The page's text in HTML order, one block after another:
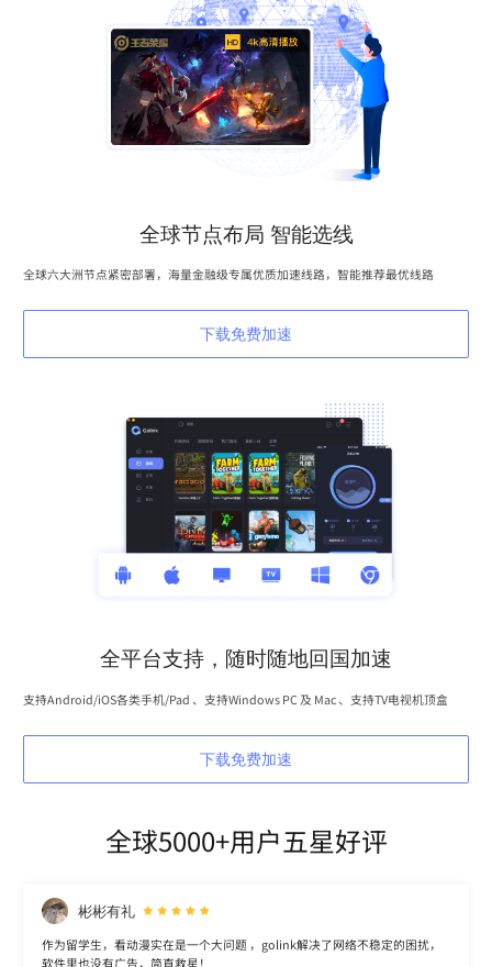
全球节点布局 智能选线
全球六大洲节点紧密部署，海量金融级专属优质加速线路，智能推荐最优线路
下载免费加速
全平台支持，随时随地回国加速
支持Android/iOS各类手机/Pad 、支持Windows PC 及 Mac 、支持TV电视机顶盒
下载免费加速
全球5000+用户五星好评
彬彬有礼
作为留学生，看动漫实在是一个大问题 ，golink解决了网络不稳定的困扰，
软件里也没有广告，简直救星！